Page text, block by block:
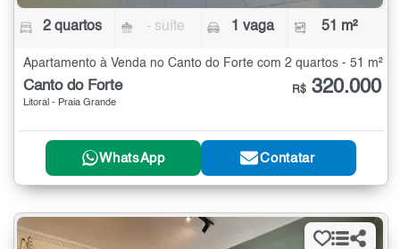
2 quartos - suíte 1 vaga 51 m²
Apartamento à Venda no Canto do Forte com 2 quartos - 51 m²
Canto do Forte
Litoral - Praia Grande
R$ 320.000
WhatsApp Contatar